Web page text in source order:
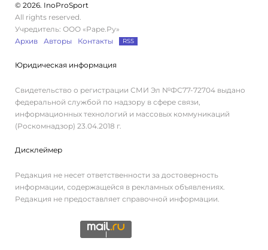
© 2026. InoProSport
All rights reserved.
Учредитель: ООО «Раре.Ру»
Архив
Авторы Контакты RSS
Юридическая информация
Свидетельство о регистрации СМИ Эл №ФС77-72704 выдано
федеральной службой по надзору в сфере связи,
информационных технологий и массовых коммуникаций
(Роскомнадзор) 23.04.2018 г.
Дисклеймер
Редакция не несет ответственности за достоверность
информации, содержащейся в рекламных объявлениях.
Редакция не предоставляет справочной информации.